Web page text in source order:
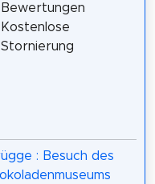
Bewertungen
Kostenlose
Stornierung